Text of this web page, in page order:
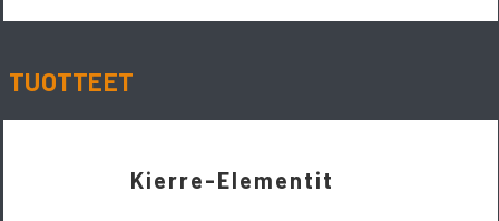
TUOTTEET
Kierre-Elementit